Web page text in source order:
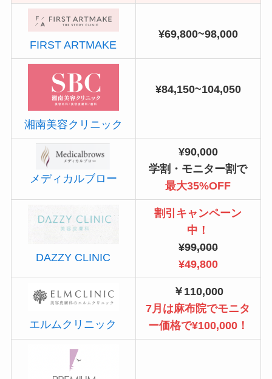
FIRST ARTMAKE
¥69,800~98,000
湘南美容クリニック
¥84,150~104,050
メディカルブロー
¥90,000
学割・モニター割で
最大35%OFF
DAZZY CLINIC
割引キャンペーン
中！
¥99,000
¥49,800
エルムクリニック
￥110,000
7月は麻布院でモニタ
ー価格で¥100,000！